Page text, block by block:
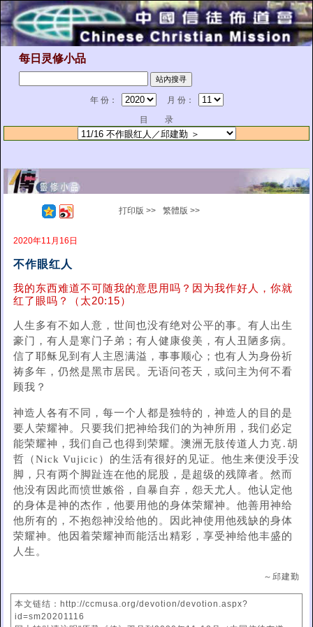
每日灵修小品
年 份：
月 份：
目 录
打印版 >> 繁體版 >>
2020年11月16日
不作眼红人
我的东西难道不可随我的意思用吗？因为我作好人，你就
红了眼吗？（太20:15）
人生多有不如人意，世间也没有绝对公平的事。有人出生
豪门，有人是寒门子弟；有人健康俊美，有人丑陋多病。
信了耶稣见到有人主恩满溢，事事顺心；也有人为身份祈
祷多年，仍然是黑市居民。无语问苍天，或问主为何不看
顾我？
神造人各有不同，每一个人都是独特的，神造人的目的是
要人荣耀神。只要我们把神给我们的为神所用，我们必定
能荣耀神，我们自己也得到荣耀。澳洲无肢传道人力克․胡
哲（Nick Vujicic）的生活有很好的见证。他生来便没手没
脚，只有两个脚趾连在他的屁股，是超级的残障者。然而
他没有因此而愤世嫉俗，自暴自弃，怨天尤人。他认定他
的身体是神的杰作，他要用他的身体荣耀神。他善用神给
他所有的，不抱怨神没给他的。因此神使用他残缺的身体
荣耀神。他因着荣耀神而能活出精彩，享受神给他丰盛的
人生。
～邱建勤
本文链结：http://ccmusa.org/devotion/devotion.aspx?
id=sm20201116